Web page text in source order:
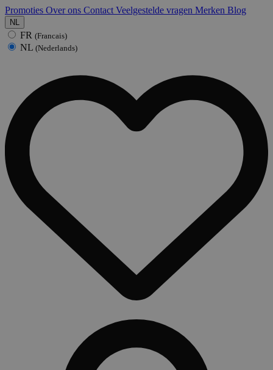
Promoties Over ons Contact Veelgestelde vragen Merken Blog
NL
FR (Francais)
NL (Nederlands)